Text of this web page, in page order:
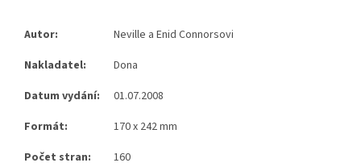
Autor:
Neville a Enid Connorsovi
Nakladatel:
Dona
Datum vydání:
01.07.2008
Formát:
170 x 242 mm
Počet stran:
160